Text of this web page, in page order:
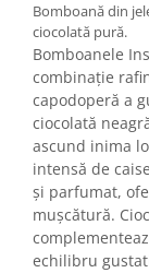
Bomboană din
ciocolată pură.
Bomboanele
combinație
capodoperă a
ciocolată
ascund inima
intensă de
și parfumat,
mușcătură.
echilibru